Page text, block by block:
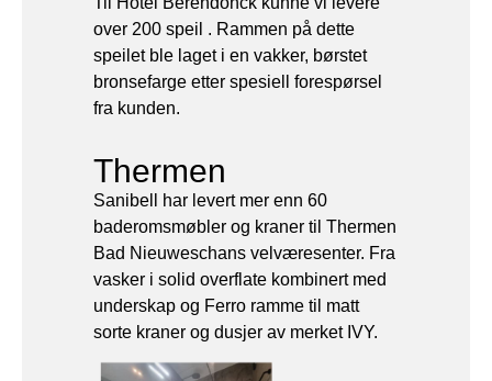
speilet ble laget i en vakker, børstet
bronsefarge etter spesiell forespørsel
fra kunden.
Sanibell har levert mer enn 60
baderomsmøbler og kraner til Thermen
vasker i solid overflate kombinert med